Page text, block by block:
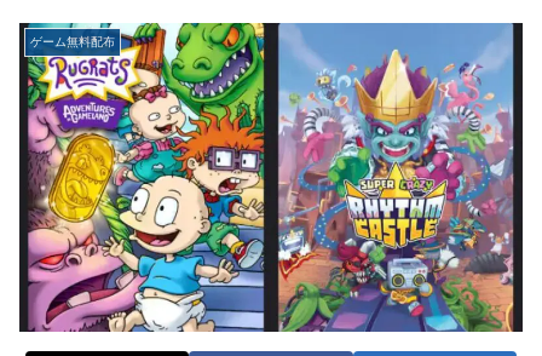
ゲーム無料配布